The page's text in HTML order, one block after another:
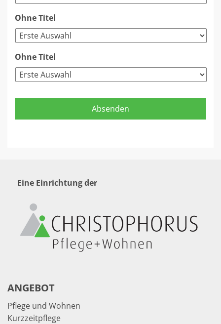
Ohne Titel
Ohne Titel
Eine Einrichtung der
ANGEBOT
Pflege und Wohnen
Kurzzeitpflege